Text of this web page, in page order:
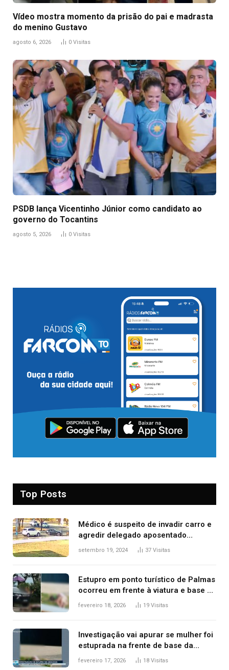
Vídeo mostra momento da prisão do pai e madrasta
do menino Gustavo
agosto 6, 2026 0 Visitas
PSDB lança Vicentinho Júnior como candidato ao
governo do Tocantins
agosto 5, 2026 0 Visitas
Top Posts
Médico é suspeito de invadir carro e
agredir delegado aposentado
durante confusão no trânsito
setembro 19, 2024 37 Visitas
Estupro em ponto turístico de Palmas
ocorreu em frente à viatura e base de
segurança; polícia investiga
fevereiro 18, 2026 19 Visitas
Investigação vai apurar se mulher foi
estuprada na frente de base da
Guarda Metropolitana de Palmas, diz
fevereiro 17, 2026 18 Visitas